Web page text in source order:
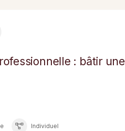
: bâtir une
Individuel